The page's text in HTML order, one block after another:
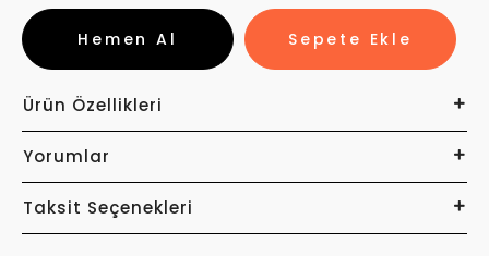
Sepete Ekle
Hemen Al
Ürün Özellikleri
Yorumlar
Taksit Seçenekleri